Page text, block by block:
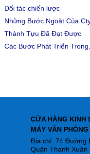
Đối tác chiến lược
Những Bước Ngoặt Của
Thành Tựu Đã Đạt Được
Các Bước Phát Triển
CỬA HÀNG KINH
MÁY VĂN PHÒNG
Địa chỉ: 74 Đường
Quận Thanh Xuân